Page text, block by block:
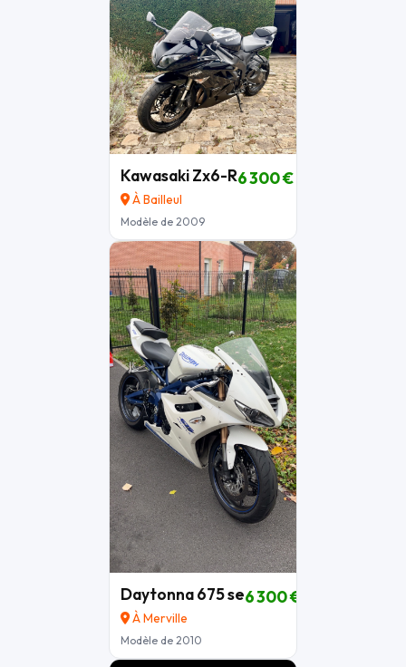
Kawasaki Zx6-R
À Bailleul
Modèle de 2009
6 300 €
Daytonna 675 se
À Merville
Modèle de 2010
6 300 €